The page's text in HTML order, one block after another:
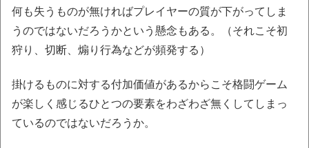
何も失うものが無ければプレイヤーの質が下がってしま
うのではないだろうかという懸念もある。（それこそ初
狩り、切断、煽り行為などが頻発する）
掛けるものに対する付加価値があるからこそ格闘ゲーム
が楽しく感じるひとつの要素をわざわざ無くしてしまっ
ているのではないだろうか。